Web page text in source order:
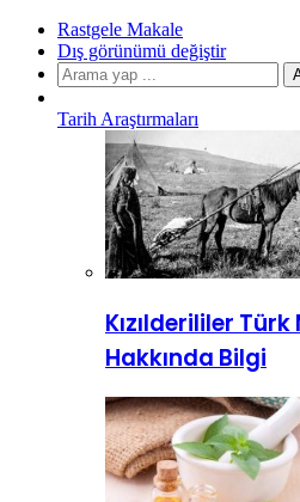
Rastgele Makale
Dış görünümü değiştir
Tarih Araştırmaları
Kızılderililer Türk
Hakkında Bilgi